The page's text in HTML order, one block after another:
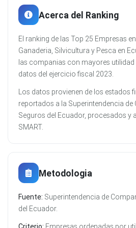
Acerca del Ranking
El ranking de las Top 25 Empresas
Ganaderia, Silvicultura y Pesca en
las companias con mayores
datos del ejercicio fiscal 2023.
Los datos provienen de los estados
reportados a la Superintendencia
Seguros del Ecuador, procesados y
SMART.
Metodologia
Fuente: Superintendencia de
del Ecuador.